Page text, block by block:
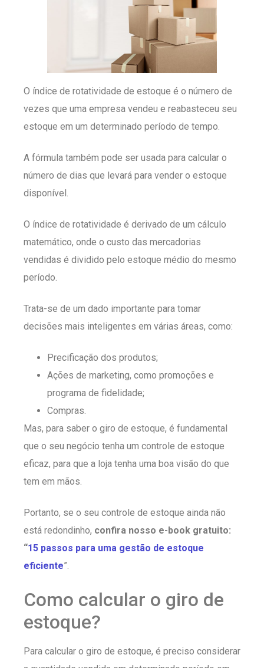
O índice de rotatividade de estoque é o número de
vezes que uma empresa vendeu e reabasteceu seu
estoque em um determinado período de tempo.
A fórmula também pode ser usada para calcular o
número de dias que levará para vender o estoque
disponível.
O índice de rotatividade é derivado de um cálculo
matemático, onde o custo das mercadorias
vendidas é dividido pelo estoque médio do mesmo
período.
Trata-se de um dado importante para tomar
decisões mais inteligentes em várias áreas, como:
Precificação dos produtos;
Ações de marketing, como promoções e
programa de fidelidade;
Compras.
Mas, para saber o giro de estoque, é fundamental
que o seu negócio tenha um controle de estoque
eficaz, para que a loja tenha uma boa visão do que
tem em mãos.
Portanto, se o seu controle de estoque ainda não
está redondinho, confira nosso e-book gratuito:
“15 passos para uma gestão de estoque
eficiente”.
Como calcular o giro de
estoque?
Para calcular o giro de estoque, é preciso considerar